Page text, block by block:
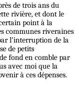
de trois ans du
rivière, et dont le
point à la
communes riveraines
l’interruption de la
de petits
fond en comble par
avec moi que la
à ces dépenses.